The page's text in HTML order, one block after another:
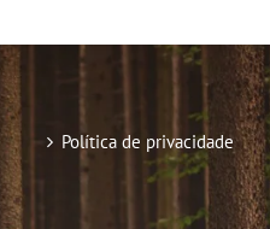
Política de privacidade